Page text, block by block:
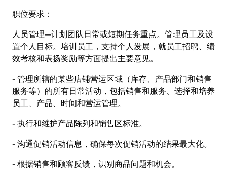
职位要求：
人员管理—计划团队日常或短期任务重点。管理员工及设
置个人目标。培训员工，支持个人发展，就员工招聘、绩
效考核和表扬奖励等方面提出主要意见。
- 管理所辖的某些店铺营运区域（库存、产品部门和销售
服务等）的所有日常活动，包括销售和服务、选择和培养
员工、产品、时间和营运管理。
- 执行和维护产品陈列和销售区标准。
- 沟通促销活动信息，确保每次促销活动的结果最大化。
- 根据销售和顾客反馈，识别商品问题和机会。